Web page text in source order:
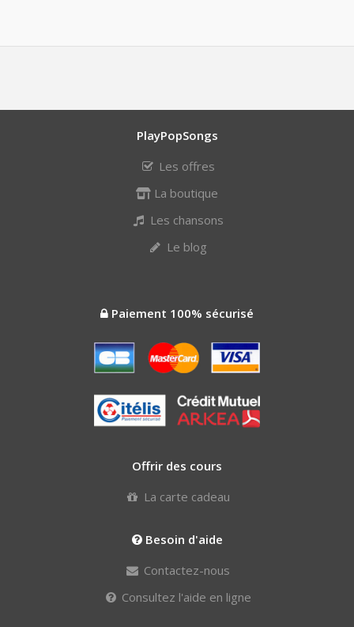
PlayPopSongs
Les offres
La boutique
Les chansons
Le blog
Paiement 100% sécurisé
Offrir des cours
La carte cadeau
Besoin d'aide
Contactez-nous
Consultez l'aide en ligne